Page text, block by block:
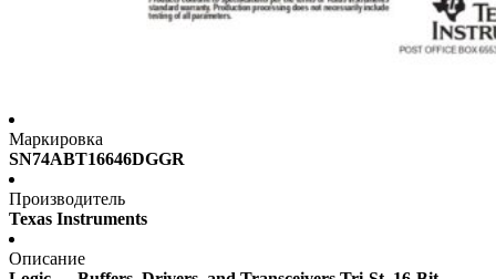
Маркировка
SN74ABT16646DGGR
Производитель
Texas Instruments
Описание